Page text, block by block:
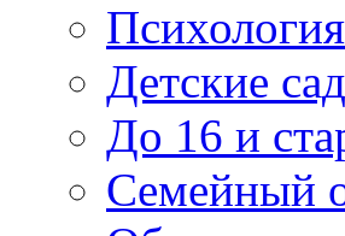
Детские
До 16 и
Семейный